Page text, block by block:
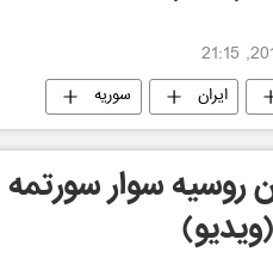
ایران سوریه
روسیه سوار